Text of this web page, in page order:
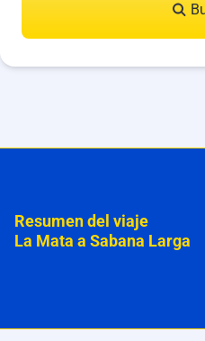
Resumen del viaje
La Mata a Sabana Larga